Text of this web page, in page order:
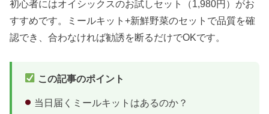
初心者にはオイシックスのお試しセット（1,980円）がお
すすめです。ミールキット+新鮮野菜のセットで品質を確
認でき、合わなければ勧誘を断るだけでOKです。
この記事のポイント
当日届くミールキットはあるのか？